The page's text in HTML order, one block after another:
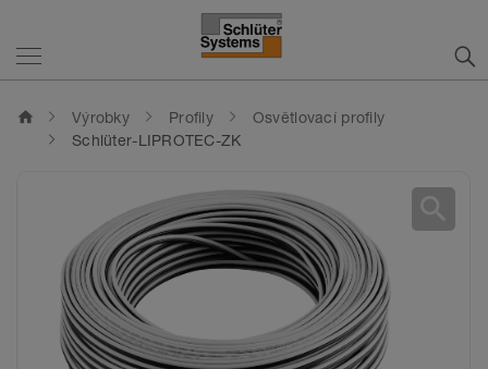
home Výrobky Profily
Osvětlovací profily
Schlüter-LIPROTEC-ZK